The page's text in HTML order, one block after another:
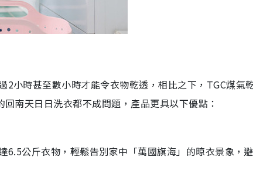
小時甚至數小時才能令衣物乾透，相比之下，TGC煤氣
南天日日洗衣都不成問題，產品更具以下優點：
6.5公斤衣物，輕鬆告別家中「萬國旗海」的晾衣景象，